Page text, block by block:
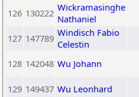
126 130222 Wickramasinghe
Nathaniel
127 147789 Windisch Fabio
Celestin
128 142048 Wu Johann
129 149437 Wu Leonhard